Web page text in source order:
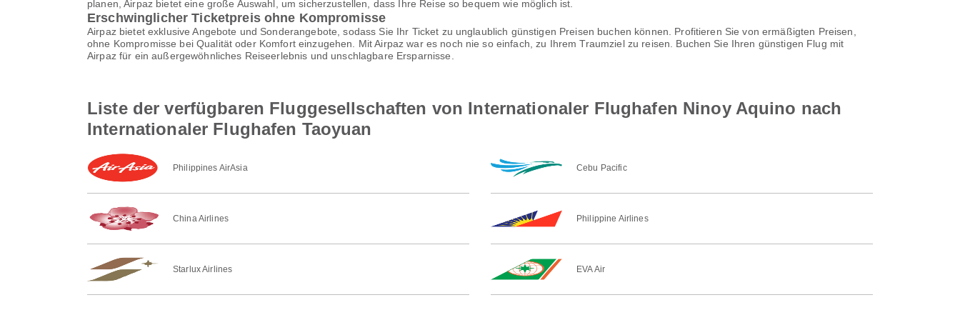
planen, Airpaz bietet eine große Auswahl, um sicherzustellen, dass Ihre Reise so bequem wie möglich ist.
Erschwinglicher Ticketpreis ohne Kompromisse
Airpaz bietet exklusive Angebote und Sonderangebote, sodass Sie Ihr Ticket zu unglaublich günstigen Preisen buchen können. Profitieren Sie von ermäßigten Preisen,
ohne Kompromisse bei Qualität oder Komfort einzugehen. Mit Airpaz war es noch nie so einfach, zu Ihrem Traumziel zu reisen. Buchen Sie Ihren günstigen Flug mit
Airpaz für ein außergewöhnliches Reiseerlebnis und unschlagbare Ersparnisse.
Liste der verfügbaren Fluggesellschaften von Internationaler Flughafen Ninoy Aquino nach
Internationaler Flughafen Taoyuan
Philippines AirAsia Cebu Pacific
China Airlines Philippine Airlines
Starlux Airlines EVA Air